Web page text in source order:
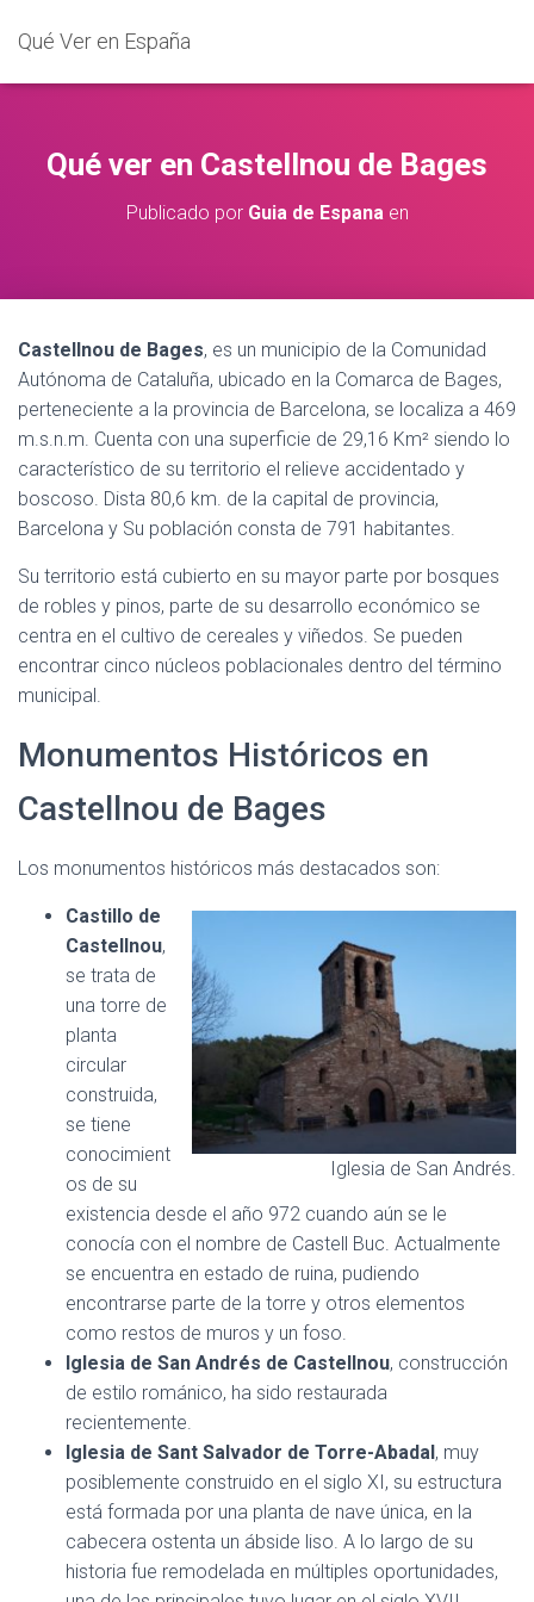
Qué Ver en España
Qué ver en Castellnou de Bages
Publicado por Guia de Espanaen
Castellnou de Bages, es un municipio de la Comunidad
Autónoma de Cataluña, ubicado en la Comarca de Bages,
perteneciente a la provincia de Barcelona, se localiza a 469
m.s.n.m. Cuenta con una superficie de 29,16 Km² siendo lo
característico de su territorio el relieve accidentado y
boscoso. Dista 80,6 km. de la capital de provincia,
Barcelona y Su población consta de 791 habitantes.
Su territorio está cubierto en su mayor parte por bosques
de robles y pinos, parte de su desarrollo económico se
centra en el cultivo de cereales y viñedos. Se pueden
encontrar cinco núcleos poblacionales dentro del término
municipal.
Monumentos Históricos en
Castellnou de Bages
Los monumentos históricos más destacados son:
Iglesia de San Andrés.
Castillo de
Castellnou,
se trata de
una torre de
planta
circular
construida,
se tiene
conocimient
os de su
existencia desde el año 972 cuando aún se le
conocía con el nombre de Castell Buc. Actualmente
se encuentra en estado de ruina, pudiendo
encontrarse parte de la torre y otros elementos
como restos de muros y un foso.
Iglesia de San Andrés de Castellnou, construcción
de estilo románico, ha sido restaurada
recientemente.
Iglesia de Sant Salvador de Torre-Abadal, muy
posiblemente construido en el siglo XI, su estructura
está formada por una planta de nave única, en la
cabecera ostenta un ábside liso. A lo largo de su
historia fue remodelada en múltiples oportunidades,